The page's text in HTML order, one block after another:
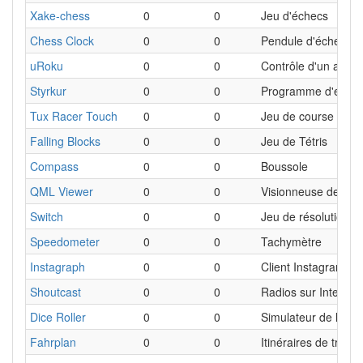
Xake-chess
0 0
Jeu d'échecs
Chess Clock
0 0
Pendule d'échecs
uRoku
0 0
Contrôle d'un
Styrkur
0 0
Programme
Tux Racer Touch
0 0
Jeu de course de
Falling Blocks
0 0
Jeu de Tétris
Compass
0 0
Boussole
QML Viewer
0 0
Visionneuse de
Switch
0 0
Jeu de résolution
Speedometer
0 0
Tachymètre
Instagraph
0 0
Client Instagram
Shoutcast
0 0
Radios sur Internet
Dice Roller
0 0
Simulateur de
Fahrplan
0 0
Itinéraires de